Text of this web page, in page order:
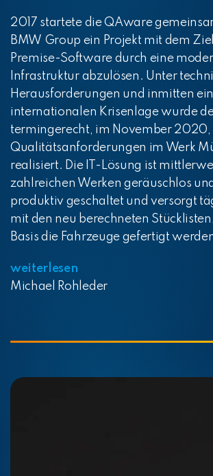
2017 startete die QAware
BMW Group ein Projekt mit dem
Premise-Software durch eine
Infrastruktur abzulösen. Unter
Herausforderungen und inmitten
internationalen Krisenlage wurde
termingerecht, im November 2020,
Qualitätsanforderungen im Werk
realisiert. Die IT-Lösung ist
zahlreichen Werken geräuschlos
produktiv geschaltet und versorgt
mit den neu berechneten
Basis die Fahrzeuge gefertigt
weiterlesen
Michael Rohleder